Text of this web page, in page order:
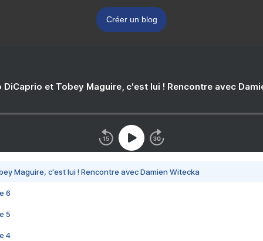
Créer un blog
DiCaprio et Tobey Maguire, c'est lui ! Rencontre avec
Maguire, c'est lui ! Rencontre avec Damien Witecka
6
5
4